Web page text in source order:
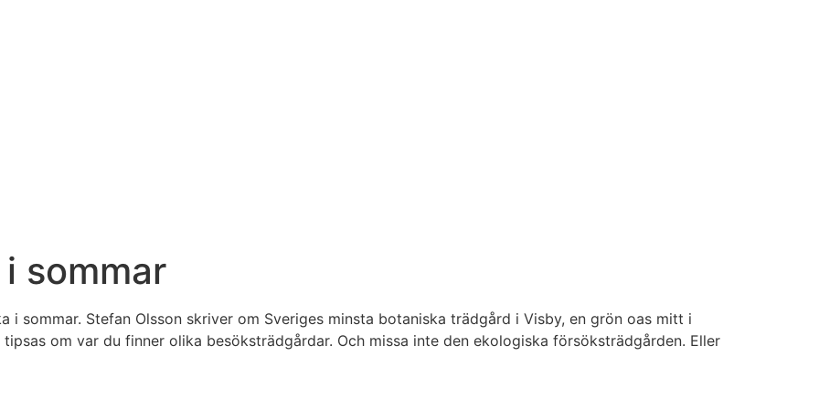
sommar
sommar. Stefan Olsson skriver om Sveriges minsta botaniska trädgård i Visby, en grön oas mitt i
om var du finner olika besöksträdgårdar. Och missa inte den ekologiska försöksträdgården. Eller